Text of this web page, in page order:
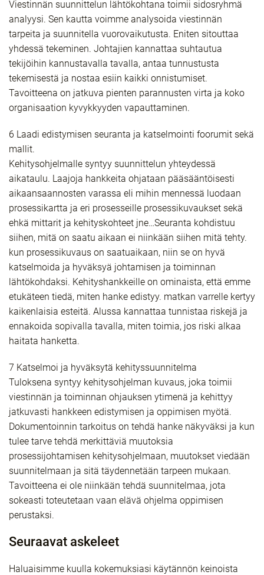
Viestinnän suunnittelun lähtökohtana toimii sidosryhmä
analyysi. Sen kautta voimme analysoida viestinnän
tarpeita ja suunnitella vuorovaikutusta. Eniten sitouttaa
yhdessä tekeminen. Johtajien kannattaa suhtautua
tekijöihin kannustavalla tavalla, antaa tunnustusta
tekemisestä ja nostaa esiin kaikki onnistumiset.
Tavoitteena on jatkuva pienten parannusten virta ja koko
organisaation kyvykkyyden vapauttaminen.
6 Laadi edistymisen seuranta ja katselmointi foorumit sekä
mallit.
Kehitysohjelmalle syntyy suunnittelun yhteydessä
aikataulu. Laajoja hankkeita ohjataan pääsääntöisesti
aikaansaannosten varassa eli mihin mennessä luodaan
prosessikartta ja eri prosesseille prosessikuvaukset sekä
ehkä mittarit ja kehityskohteet jne…Seuranta kohdistuu
siihen, mitä on saatu aikaan ei niinkään siihen mitä tehty.
kun prosessikuvaus on saatuaikaan, niin se on hyvä
katselmoida ja hyväksyä johtamisen ja toiminnan
lähtökohdaksi. Kehityshankkeille on ominaista, että emme
etukäteen tiedä, miten hanke edistyy. matkan varrelle kertyy
kaikenlaisia esteitä. Alussa kannattaa tunnistaa riskejä ja
ennakoida sopivalla tavalla, miten toimia, jos riski alkaa
haitata hanketta.
7 Katselmoi ja hyväksytä kehityssuunnitelma
Tuloksena syntyy kehitysohjelman kuvaus, joka toimii
viestinnän ja toiminnan ohjauksen ytimenä ja kehittyy
jatkuvasti hankkeen edistymisen ja oppimisen myötä.
Dokumentoinnin tarkoitus on tehdä hanke näkyväksi ja kun
tulee tarve tehdä merkittäviä muutoksia
prosessijohtamisen kehitysohjelmaan, muutokset viedään
suunnitelmaan ja sitä täydennetään tarpeen mukaan.
Tavoitteena ei ole niinkään tehdä suunnitelmaa, jota
sokeasti toteutetaan vaan elävä ohjelma oppimisen
perustaksi.
Seuraavat askeleet
Haluaisimme kuulla kokemuksiasi käytännön keinoista